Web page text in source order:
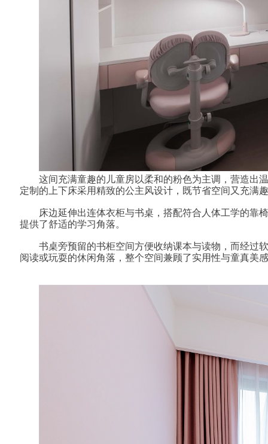
这间充满童趣的儿童房以柔和的粉色为主调，营造出
定制的上下床采用精致的公主风设计，既节省空间又充满
床边延伸出连体衣柜与书桌，搭配符合人体工学的靠
提供了舒适的学习角落。
书桌旁预留的书柜空间方便收纳课本与读物，而经过
阅读或玩耍的休闲角落，整个空间兼顾了实用性与童真美